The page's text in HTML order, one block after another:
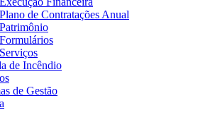
Plano de Contratações Anual
Patrimônio
Formulários
Serviços
de Incêndio
de Gestão